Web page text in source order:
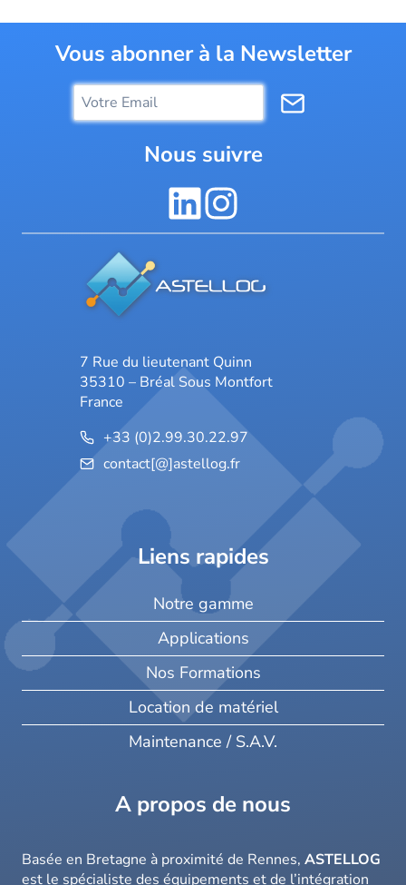
Vous abonner à la Newsletter
Nous suivre
7 Rue du lieutenant Quinn
35310 – Bréal Sous Montfort
France
+33 (0)2.99.30.22.97
contact[@]astellog.fr
Liens rapides
Notre gamme
Applications
Nos Formations
Location de matériel
Maintenance / S.A.V.
A propos de nous
Basée en Bretagne à proximité de Rennes, ASTELLOG
est le spécialiste des équipements et de l’intégration